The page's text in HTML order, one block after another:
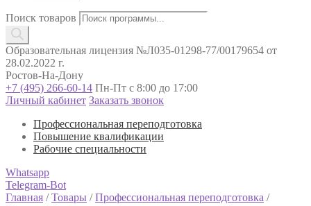
Поиск товаров
Образовательная лицензия №Л035-01298-77/00179654 от
28.02.2022 г.
Ростов-На-Дону
+7 (495) 266-60-14 Пн-Пт с 8:00 до 17:00
Личный кабинет Заказать звонок
Профессиональная переподготовка
Повышение квалификации
Рабочие специальности
Whatsapp
Telegram-Bot
Главная /Товары /Профессиональная переподготовка /